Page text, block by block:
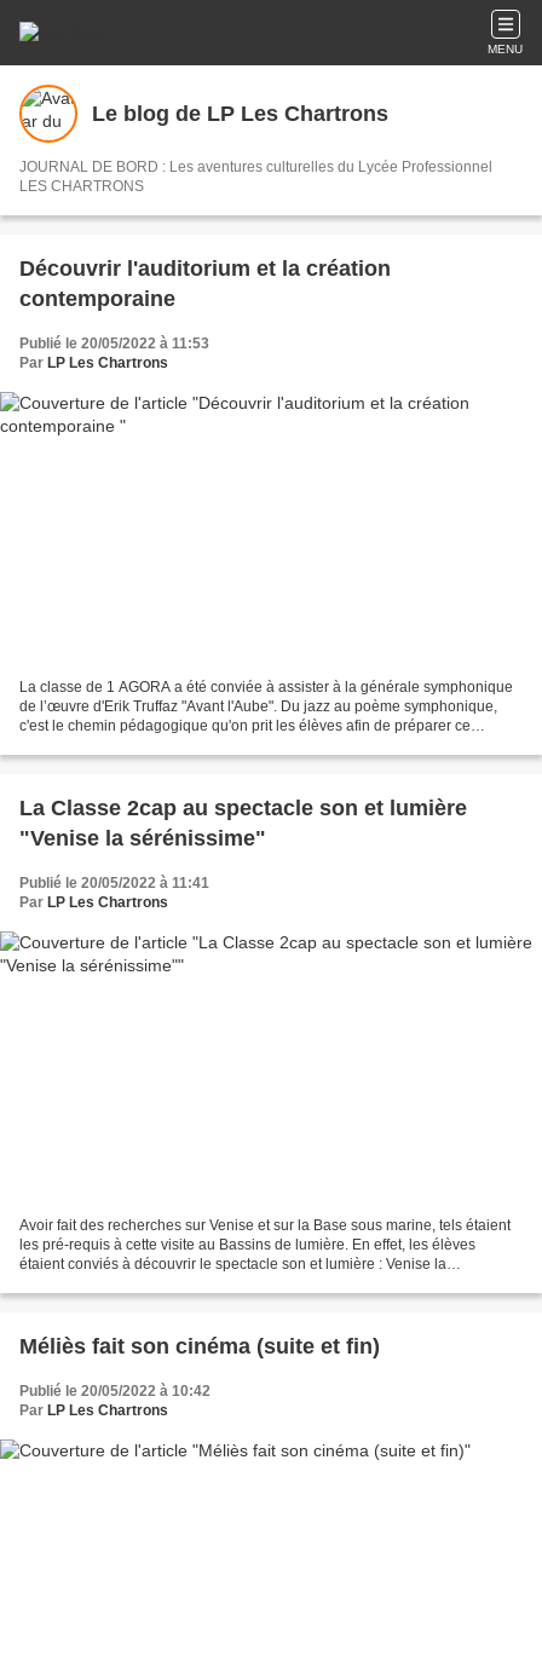
MENU
Le blog de LP Les Chartrons
JOURNAL DE BORD : Les aventures culturelles du Lycée Professionnel
LES CHARTRONS
Découvrir l'auditorium et la création
contemporaine
Publié le 20/05/2022 à 11:53
Par LP Les Chartrons
La classe de 1 AGORA a été conviée à assister à la générale symphonique
de l’œuvre d'Erik Truffaz "Avant l'Aube". Du jazz au poème symphonique,
c'est le chemin pédagogique qu'on prit les élèves afin de préparer ce
La Classe 2cap au spectacle son et lumière
"Venise la sérénissime"
Publié le 20/05/2022 à 11:41
Par LP Les Chartrons
Avoir fait des recherches sur Venise et sur la Base sous marine, tels étaient
les pré-requis à cette visite au Bassins de lumière. En effet, les élèves
étaient conviés à découvrir le spectacle son et lumière : Venise la
Méliès fait son cinéma (suite et fin)
Publié le 20/05/2022 à 10:42
Par LP Les Chartrons